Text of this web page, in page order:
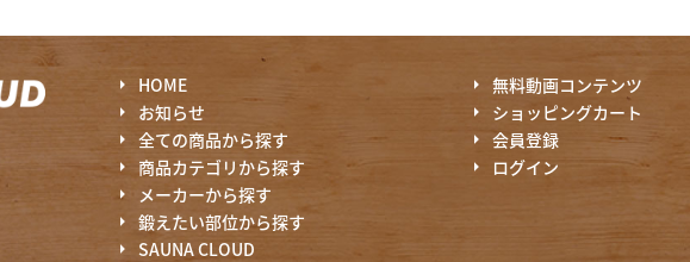
HOME
お知らせ
全ての商品から探す
商品カテゴリから探す
メーカーから探す
鍛えたい部位から探す
SAUNA CLOUD
無料動画コンテンツ
ショッピングカート
会員登録
ログイン